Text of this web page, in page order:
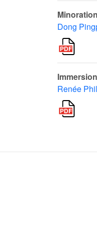
Dong
Renée